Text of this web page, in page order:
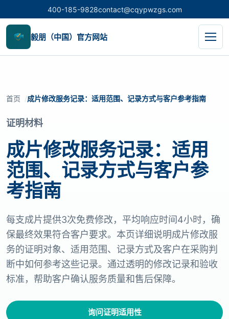
400-185-9828contact@cqypwzgs.com
毅朋（中国）官方网站
首页 成片修改服务记录：适用范围、记录方式与客户参考指南
证明材料
成片修改服务记录：适用
范围、记录方式与客户参
考指南
每支成片提供3次免费修改，平均响应时间4小时，确
保最终效果符合客户要求。本页详细说明成片修改服
务的证明对象、适用范围、记录方式及客户在采购判
断中如何参考这些记录。通过透明的修改记录和验收
标准，帮助客户确认服务质量和售后保障。
询问证明适用性